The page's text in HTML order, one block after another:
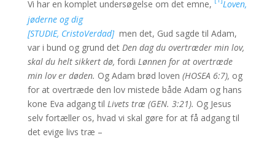
Vi har en komplet undersøgelse om det emne,
Loven,
jøderne og dig
[STUDIE, CristoVerdad]men det, Gud sagde til Adam,
var i bund og grund det Den dag du overtræder min lov,
skal du helt sikkert dø, fordi Lønnen for at overtræde
min lov er døden. Og Adam brød loven (HOSEA 6:7), og
for at overtræde den lov mistede både Adam og hans
kone Eva adgang til Livets træ (GEN. 3:21). Og Jesus
selv fortæller os, hvad vi skal gøre for at få adgang til
det evige livs træ –